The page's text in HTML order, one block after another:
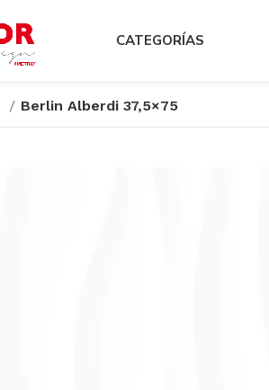
CATEGORÍAS
Berlin Alberdi 37,5×75